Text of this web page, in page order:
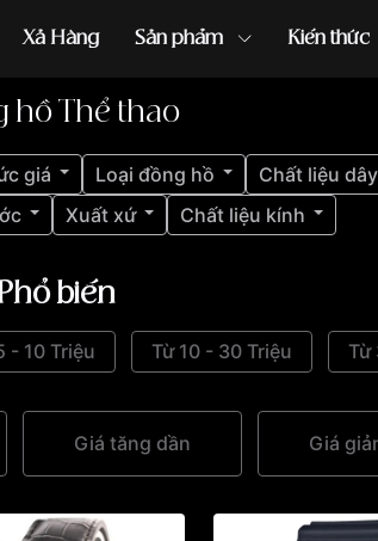
Xả Hàng Sản phẩm Kiến thức
...
hồ Thể thao
giá Loại đồng hồ Chất liệu dây
Xuất xứ Chất liệu kính
biến
- 10 Triệu Từ 10 - 30 Triệu Từ
Giá tăng dần Giá